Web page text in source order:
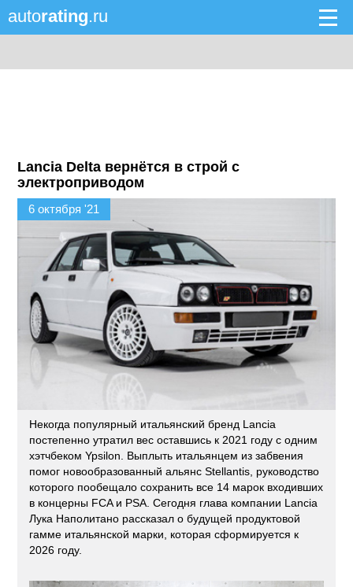
autorating.ru
Lancia Delta вернётся в строй с
электроприводом
6 октября '21
Некогда популярный итальянский бренд Lancia
постепенно утратил вес оставшись к 2021 году с одним
хэтчбеком Ypsilon. Выплыть итальянцем из забвения
помог новообразованный альянс Stellantis, руководство
которого пообещало сохранить все 14 марок входивших
в концерны FCA и PSA. Сегодня глава компании Lancia
Лука Наполитано рассказал о будущей продуктовой
гамме итальянской марки, которая сформируется к
2026 году.